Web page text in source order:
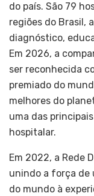
do país. São 79
regiões do Brasil,
diagnóstico,
Em 2026, a
ser reconhecida
premiado do
melhores do
uma das
hospitalar.
Em 2022, a Rede
unindo a força de
do mundo à